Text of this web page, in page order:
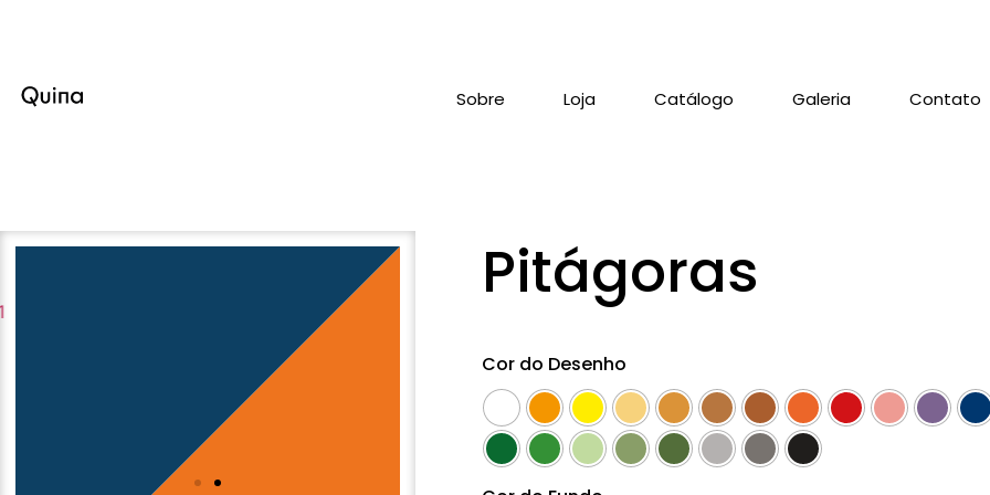
Sobre Loja Catálogo Galeria Contato
Pitágoras
Cor do Desenho